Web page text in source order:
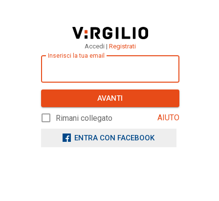
Accedi | Registrati
Inserisci la tua email
AVANTI
Rimani collegato AIUTO
ENTRA CON FACEBOOK